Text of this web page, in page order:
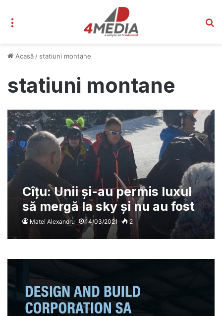
Acasă / statiuni montane
statiuni montane
Cîțu: Unii și-au permis luxul
să mergă la sky și nu au fost
respectate regulile
Matei Alexandru 14/03/2021 2